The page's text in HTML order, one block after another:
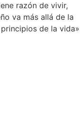
razón de vivir,
va más allá de la
de la vida»